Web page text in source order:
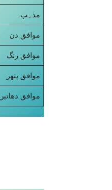
مذہب
موافق دن
موافق رنگ
موافق پتھر
موافق